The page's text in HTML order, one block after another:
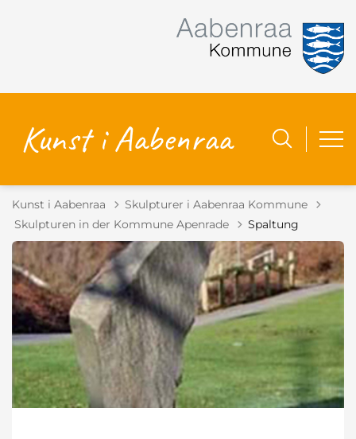
Kunst i Aabenraa
Skulpturer i Aabenraa Kommune
Tilbage til
Skulpturen in der Kommune Apenrade Spaltung